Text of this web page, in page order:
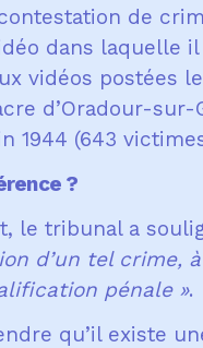
de
dans laquelle
vidéos postées
d’Oradour-
1944 (643
?
le tribunal a
d’un tel crime,
pénale».
qu’il existe